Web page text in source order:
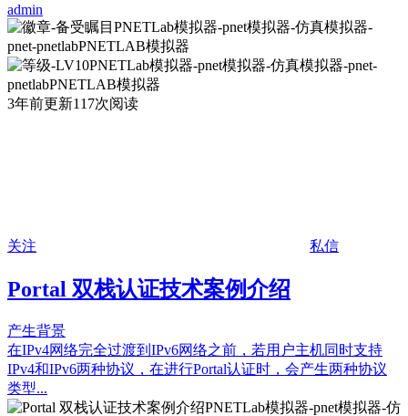
admin
3年前更新117次阅读
关注 私信
Portal 双栈认证技术案例介绍
产生背景
在IPv4网络完全过渡到IPv6网络之前，若用户主机同时支持
IPv4和IPv6两种协议，在进行Portal认证时，会产生两种协议
类型...